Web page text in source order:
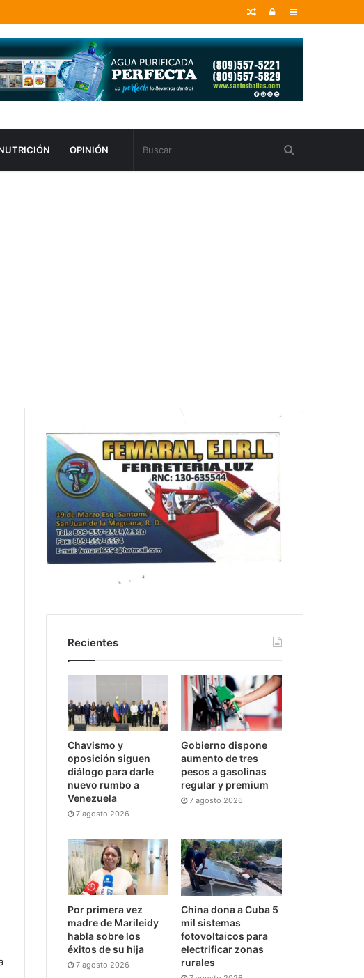
Sidebar
Entrar
Random
OPINIÓN
Recientes
Chavismo y
oposición siguen
diálogo para darle
nuevo rumbo a
Venezuela
7 agosto 2026
Gobierno dispone
aumento de tres
pesos a gasolinas
regular y premium
7 agosto 2026
Por primera vez
madre de Marileidy
habla sobre los
éxitos de su hija
7 agosto 2026
China dona a Cuba 5
mil sistemas
fotovoltaicos para
electrificar zonas
rurales